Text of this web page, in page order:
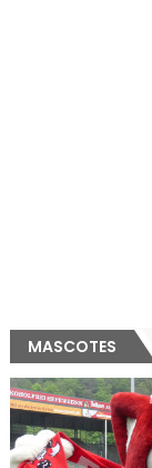
MASCOTES